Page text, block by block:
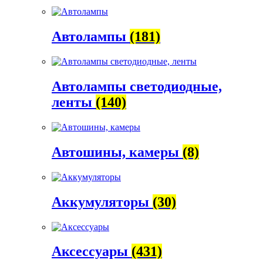
Автолампы (181)
Автолампы светодиодные,
ленты (140)
Автошины, камеры (8)
Аккумуляторы (30)
Аксессуары (431)